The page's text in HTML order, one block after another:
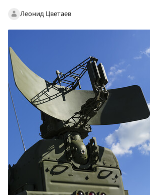
Леонид Цветаев